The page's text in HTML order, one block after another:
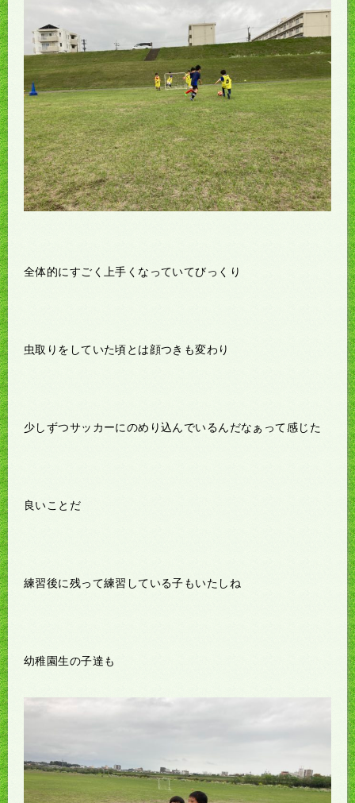
全体的にすごく上手くなっていてびっくり
虫取りをしていた頃とは顔つきも変わり
少しずつサッカーにのめり込んでいるんだなぁって感じた
良いことだ
練習後に残って練習している子もいたしね
幼稚園生の子達も